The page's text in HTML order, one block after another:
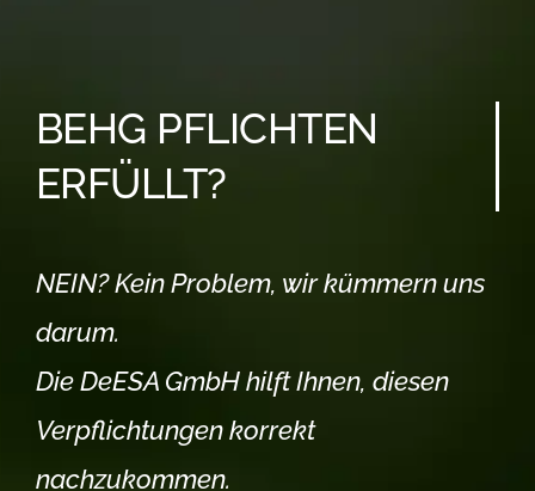
BEHG PFLICHTEN
ERFÜLLT?
NEIN? Kein Problem, wir kümmern uns
darum.
Die DeESA GmbH hilft Ihnen, diesen
Verpflichtungen korrekt
nachzukommen.